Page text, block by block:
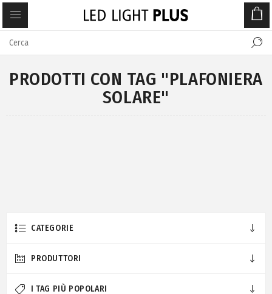
PRODOTTI CON TAG "PLAFONIERA
SOLARE"
CATEGORIE
PRODUTTORI
I TAG PIÙ POPOLARI